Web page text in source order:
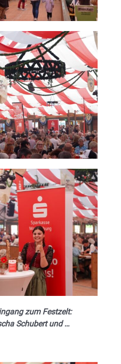
zum Festzelt:
Schubert und …